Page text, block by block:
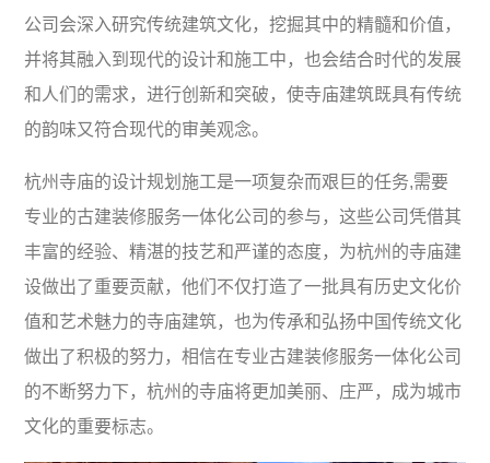
公司会深入研究传统建筑文化，挖掘其中的精髓和价值，
并将其融入到现代的设计和施工中，也会结合时代的发展
和人们的需求，进行创新和突破，使寺庙建筑既具有传统
的韵味又符合现代的审美观念。
杭州寺庙的设计规划施工是一项复杂而艰巨的任务,需要
专业的古建装修服务一体化公司的参与，这些公司凭借其
丰富的经验、精湛的技艺和严谨的态度，为杭州的寺庙建
设做出了重要贡献，他们不仅打造了一批具有历史文化价
值和艺术魅力的寺庙建筑，也为传承和弘扬中国传统文化
做出了积极的努力，相信在专业古建装修服务一体化公司
的不断努力下，杭州的寺庙将更加美丽、庄严，成为城市
文化的重要标志。